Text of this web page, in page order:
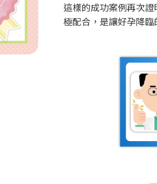
這樣的成功案例再次
極配合，是讓好孕降